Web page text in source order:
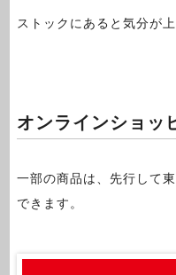
ストックにあると気分が
オンラインショッ
一部の商品は、先行して
できます。